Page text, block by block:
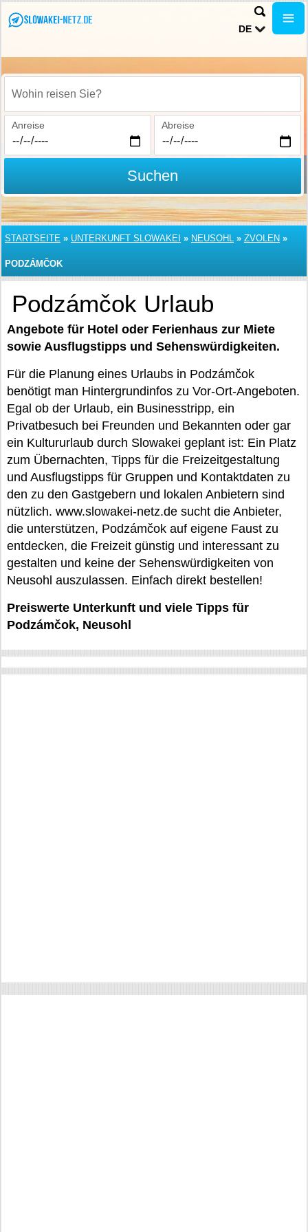
DE
Wohin reisen Sie?
Anreise Abreise
Suchen
STARTSEITE » UNTERKUNFT SLOWAKEI » NEUSOHL » ZVOLEN »
PODZÁMČOK
Podzámčok Urlaub
Angebote für Hotel oder Ferienhaus zur Miete
sowie Ausflugstipps und Sehenswürdigkeiten.
Für die Planung eines Urlaubs in Podzámčok
benötigt man Hintergrundinfos zu Vor-Ort-Angeboten.
Egal ob der Urlaub, ein Businesstripp, ein
Privatbesuch bei Freunden und Bekannten oder gar
ein Kultururlaub durch Slowakei geplant ist: Ein Platz
zum Übernachten, Tipps für die Freizeitgestaltung
und Ausflugstipps für Gruppen und Kontaktdaten zu
den zu den Gastgebern und lokalen Anbietern sind
nützlich. www.slowakei-netz.de sucht die Anbieter,
die unterstützen, Podzámčok auf eigene Faust zu
entdecken, die Freizeit günstig und interessant zu
gestalten und keine der Sehenswürdigkeiten von
Neusohl auszulassen. Einfach direkt bestellen!
Preiswerte Unterkunft und viele Tipps für
Podzámčok, Neusohl